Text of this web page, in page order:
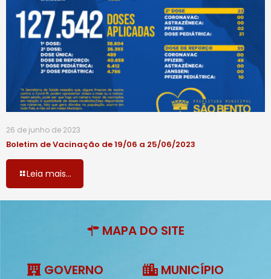
26 de junho de 2023
Boletim de Vacinação de 19/06 a 25/06/2023
Leia mais...
MAPA DO SITE
GOVERNO MUNICÍPIO